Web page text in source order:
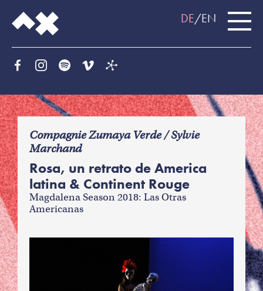
DE EN
f
Compagnie Zumaya Verde / Sylvie
Marchand
Rosa, un retrato de America
latina & Continent Rouge
Magdalena Season 2018: Las Otras
Americanas